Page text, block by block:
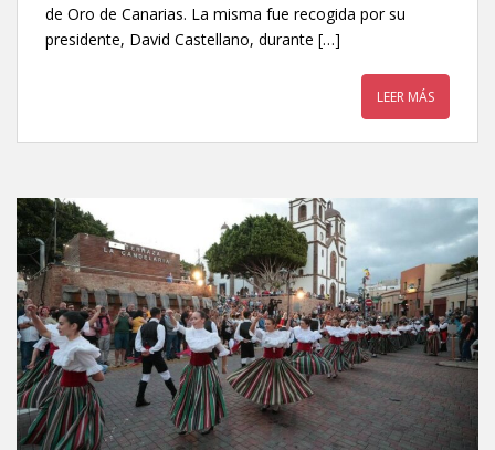
de Oro de Canarias. La misma fue recogida por su
presidente, David Castellano, durante […]
LEER MÁS